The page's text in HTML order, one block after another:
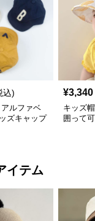
込)
ルファベ
ズキャップ
¥3,340
キッズ
囲って
イテム